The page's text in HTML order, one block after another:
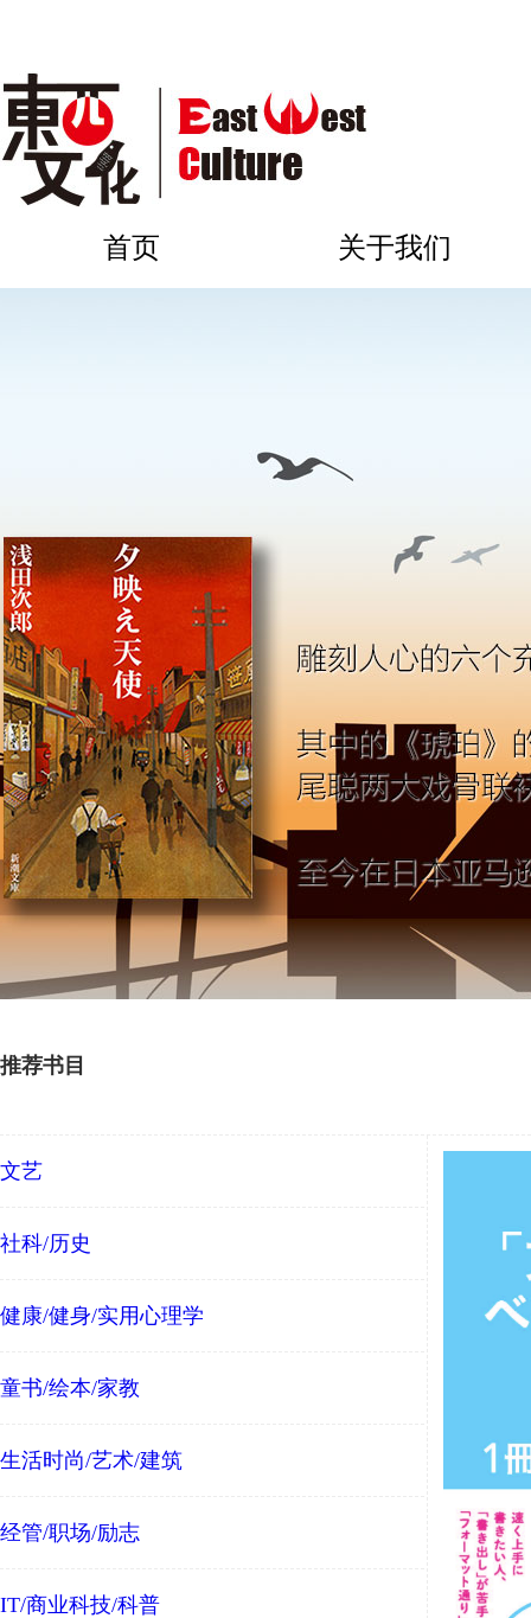
首页 关于我们
推荐书目
文艺
社科/历史
健康/健身/实用心理学
童书/绘本/家教
生活时尚/艺术/建筑
经管/职场/励志
IT/商业科技/科普